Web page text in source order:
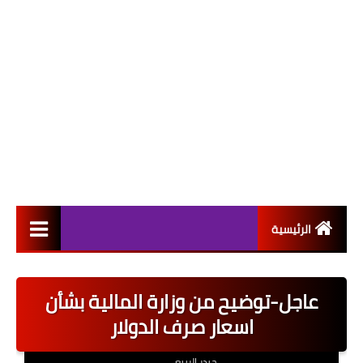
الرئيسية
اخبار القطاع العام
اخبار القطاع الخاص
عاجل-توضيح من وزارة المالية بشأن
اسعار صرف الدولار